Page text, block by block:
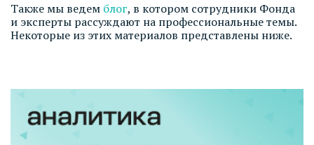
Также мы ведем блог, в котором сотрудники Фонда
и эксперты рассуждают на профессиональные темы.
Некоторые из этих материалов представлены ниже.